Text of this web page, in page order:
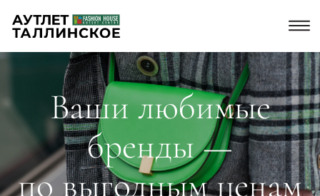
Ваши любимые
бренды —
по выгодным ценам